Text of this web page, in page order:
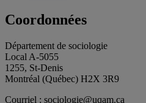
Coordonnées
Département de sociologie
Local A-5055
1255, St-Denis
Montréal (Québec) H2X 3R9
Courriel : sociologie@uqam.ca